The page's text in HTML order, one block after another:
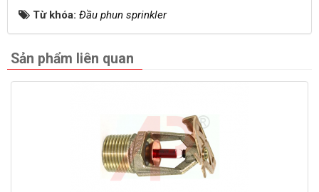
Từ khóa: Đầu phun sprinkler
Sản phẩm liên quan